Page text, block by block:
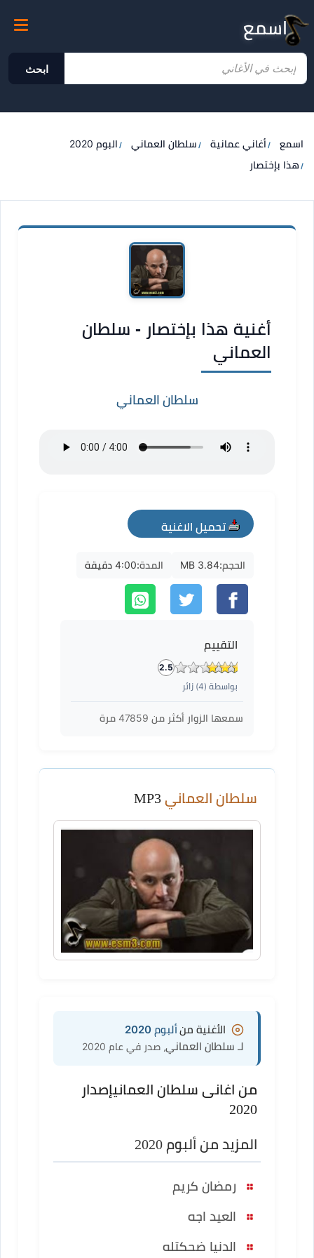
اسمع
ابحث
اسمع أغاني عمانية سلطان العماني
البوم 2020
هذا بإختصار
أغنية هذا بإختصار - سلطان
العماني
سلطان العماني
تحميل الاغنية
mp3
الحجم:3.84 MB المدة:4:00 دقيقة
التقييم
2.5
بواسطة (4) زائر
سمعها الزوار أكثر من 47859 مرة
سلطان العماني
الأغنية منألبوم 2020
لـ سلطان العماني ، صدر في عام 2020
من اغانى سلطان العمانيإصدار
2020
المزيد من ألبوم 2020
رمضان كريم
العيد اجه
الدنيا ضحكتله